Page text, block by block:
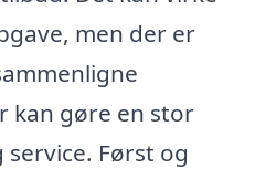
men der er
kan gøre en stor
Først og